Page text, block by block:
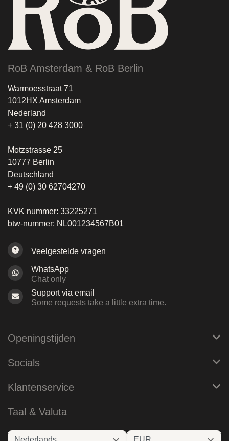
RoB Amsterdam & RoB Berlin
Warmoesstraat 71
1012HX Amsterdam
Nederland
+ 31 (0) 20 428 3000
Motzstrasse 25
10777 Berlin
Deutschland
+ 49 (0) 30 62704270
KVK nummer: 33225271
btw-nummer: NL001234567B01
Veelgestelde vragen
WhatsApp
Chat only
Support via email
Some requests take a little extra time.
Openingstijden
Socials
Klantenservice
Taal & Valuta